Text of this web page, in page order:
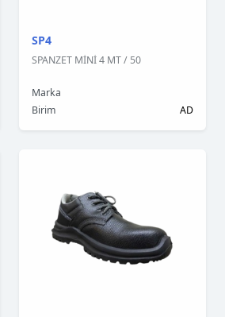
SP4
SPANZET MİNİ 4 MT / 50
Marka
Birim
AD